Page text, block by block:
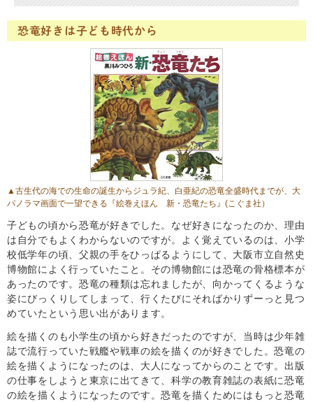
恐竜好きは子ども時代から
▲古生代の海での生命の誕生からジュラ紀、白亜紀の恐竜全盛時代までが、大
パノラマ画面で一望できる 『絵巻えほん 新・恐竜たち』 (こぐま社）
子どもの頃から恐竜が好きでした。なぜ好きになったのか、理由
は自分でもよくわからないのですが。よく覚えているのは、小学
校低学年の頃、父親の手をひっぱるようにして、大阪市立自然史
博物館によく行っていたこと。その博物館には恐竜の骨格標本が
あったのです。恐竜の種類は忘れましたが、向かってくるような
姿にびっくりしてしまって、行くたびにそればかりずーっと見つ
めていたという思い出があります。
絵を描くのも小学生の頃から好きだったのですが、当時は少年雑
誌で流行っていた戦艦や戦車の絵を描くのが好きでした。恐竜の
絵を描くようになったのは、大人になってからのことです。出版
の仕事をしようと東京に出てきて、科学の教育雑誌の表紙に恐竜
の絵を描くようになったのです。恐竜を描くためにはもっと恐竜